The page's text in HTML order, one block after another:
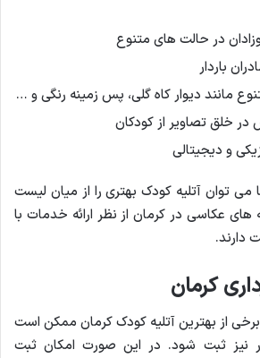
در حالت های متنوع
باردار
مانند دیوار کاه گلی، پس زمینه رنگی و …
در خلق تصاویر از کودکان
و دیجیتالی
می توان آتلیه کودک بهتری را از میان لیست
های عکاسی در کرمان از نظر ارائه خدمات با
دارند.
کرمان
از بهترین آتلیه کودک کرمان ممکن است
نیز ثبت شود. در این صورت امکان ثبت